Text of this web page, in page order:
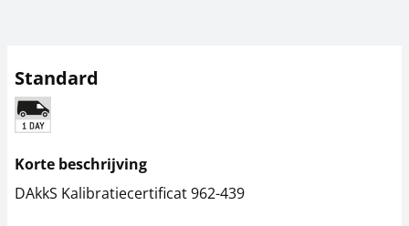
Standard
Korte beschrijving
DAkkS Kalibratiecertificat 962-439